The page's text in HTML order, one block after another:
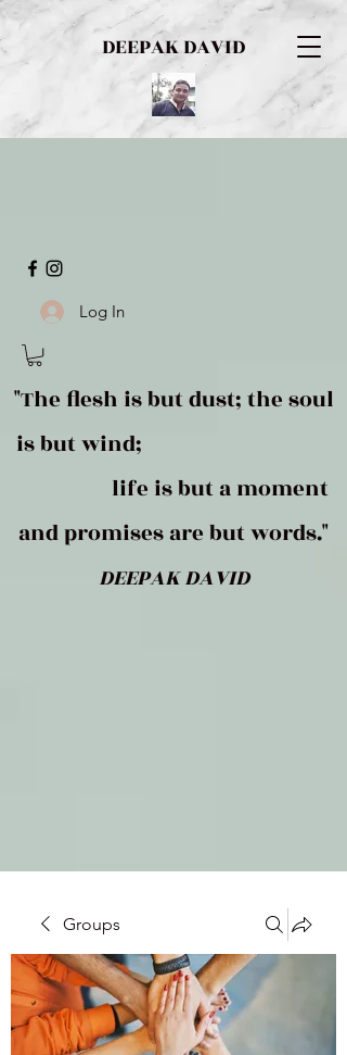
DEEPAK DAVID
Log In
"The flesh is but dust; the soul
is but wind;
life is but a moment
and promises are but words."
DEEPAK DAVID
Groups